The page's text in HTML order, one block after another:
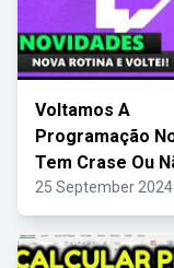
Voltamos A
Programação
Tem Crase Ou
25 September 2024